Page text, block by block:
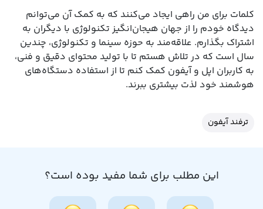
کلمات برای من راهی ایجاد می‌کنند که به کمک آن می‌توانم
دیدگاه خودم را از جهان هیجان‌انگیز تکنولوژی با دیگران به
اشتراک بگذارم. علاقه‌مند به حوزه سینما و تکنولوژی، چندین
سال است که در تلاش هستم تا با تولید محتوای دقیق و فنی،
به کاربران اپل و آیفون کمک کنم تا از استفاده دستگاه‌های
هوشمند خود لذت بیشتری ببرند.
ترفند آیفون
این مطلب برای شما مفید بوده است؟